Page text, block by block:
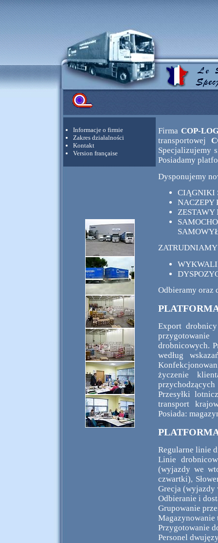
Informacje o firmie
Zakres działalności
Kontakt
Version française
FirmaCOP-
transportowej
Specjalizujemy
Posiadamy
Dysponujemy
CIĄGNIKI
NACZEPY
ZESTAWY
Odbieramy oraz
Export
drobnicowych.
według
życzenie
Przesyłki
transport
Posiada:
Regularne linie
Linie
(wyjazdy we
czwartki),
Grecja (wyjazdy
Odbieranie i
Grupowanie
Magazynowanie
Przygotowanie
Personel